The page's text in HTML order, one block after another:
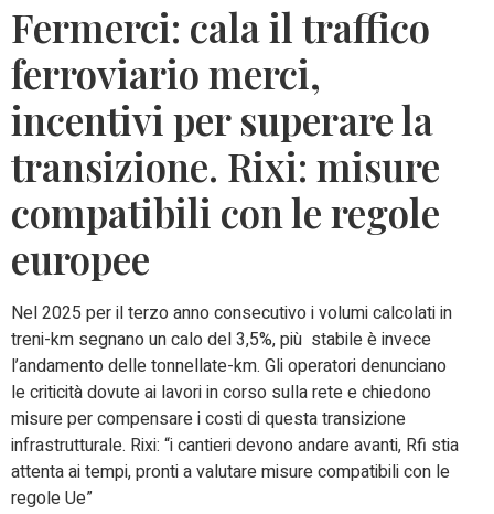
Fermerci: cala il traffico
ferroviario merci,
incentivi per superare la
transizione. Rixi: misure
compatibili con le regole
europee
Nel 2025 per il terzo anno consecutivo i volumi calcolati in
treni-km segnano un calo del 3,5%, più stabile è invece
l’andamento delle tonnellate-km. Gli operatori denunciano
le criticità dovute ai lavori in corso sulla rete e chiedono
misure per compensare i costi di questa transizione
infrastrutturale. Rixi: “i cantieri devono andare avanti, Rfi stia
attenta ai tempi, pronti a valutare misure compatibili con le
regole Ue”